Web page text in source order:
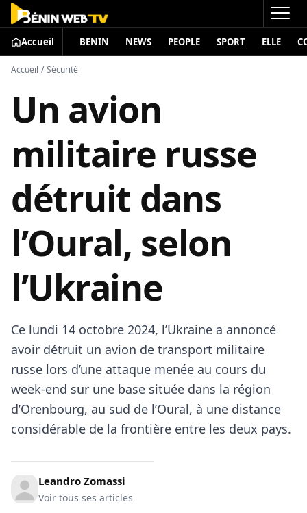
Accueil BENIN NEWS PEOPLE SPORT ELLE
Accueil / Sécurité
Un avion
militaire russe
détruit dans
l’Oural, selon
l’Ukraine
Ce lundi 14 octobre 2024, l’Ukraine a annoncé
avoir détruit un avion de transport militaire
russe lors d’une attaque menée au cours du
week-end sur une base située dans la région
d’Orenbourg, au sud de l’Oural, à une distance
considérable de la frontière entre les deux pays.
Leandro Zomassi
Voir tous ses articles